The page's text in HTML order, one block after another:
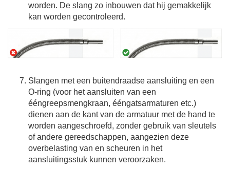
worden. De slang zo inbouwen dat hij gemakkelijk
kan worden gecontroleerd.
Slangen met een buitendraadse aansluiting en een
O-ring (voor het aansluiten van een
ééngreepsmengkraan, ééngatsarmaturen etc.)
dienen aan de kant van de armatuur met de hand te
worden aangeschroefd, zonder gebruik van sleutels
of andere gereedschappen, aangezien deze
overbelasting van en scheuren in het
aansluitingsstuk kunnen veroorzaken.